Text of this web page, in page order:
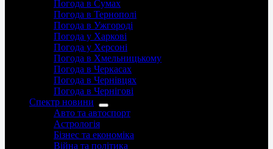
Погода в Сумах
Погода в Тернополі
Погода в Ужгороді
Погода у Харкові
Погода у Херсоні
Погода в Хмельницькому
Погода в Черкасах
Погода в Чернівцях
Погода в Чернігові
Спектр новини
Авто та автоспорт
Астрологія
Бізнес та економіка
Війна та політика